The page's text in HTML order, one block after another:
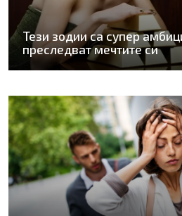
Тези зодии са супер
преследват мечтите си